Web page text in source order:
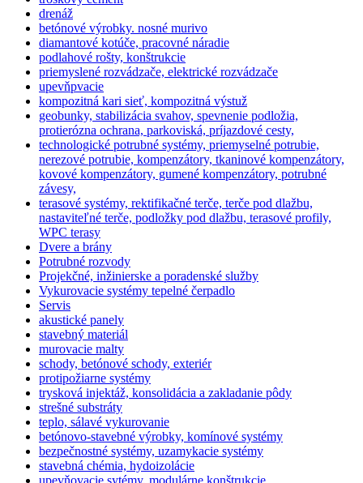
drenáž
betónové výrobky. nosné murivo
diamantové kotúče, pracovné náradie
podlahové rošty, konštrukcie
priemyslené rozvádzače, elektrické rozvádzače
upevňpvacie
kompozitná kari sieť, kompozitná výstuž
geobunky, stabilizácia svahov, spevnenie podložia,
protierózna ochrana, parkoviská, príjazdové cesty,
technologické potrubné systémy, priemyselné potrubie,
nerezové potrubie, kompenzátory, tkaninové kompenzátory,
kovové kompenzátory, gumené kompenzátory, potrubné
závesy,
terasové systémy, rektifikačné terče, terče pod dlažbu,
nastaviteľné terče, podložky pod dlažbu, terasové profily,
WPC terasy
Dvere a brány
Potrubné rozvody
Projekčné, inžinierske a poradenské služby
Vykurovacie systémy tepelné čerpadlo
Servis
akustické panely
stavebný materiál
murovacie malty
schody, betónové schody, exteriér
protipožiarne systémy
trysková injektáž, konsolidácia a zakladanie pôdy
strešné substráty
teplo, sálavé vykurovanie
betónovo-stavebné výrobky, komínové systémy
bezpečnostné systémy, uzamykacie systémy
stavebná chémia, hydoizolácie
upevňovacie sytémy, modulárne konštrukcie